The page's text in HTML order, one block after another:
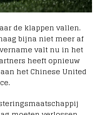
de klappen vallen.
bijna niet meer af
valt nu in het
heeft opnieuw
het Chinese United